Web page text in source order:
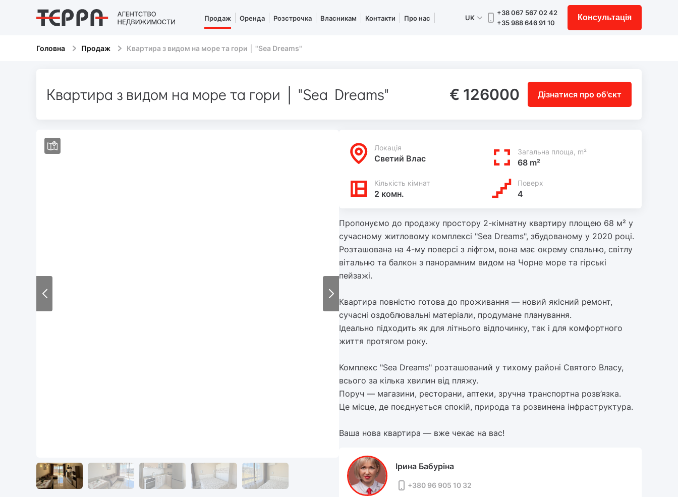
Продаж Оренда Розстрочка Власникам Контакти Про нас UK
+38 067 567 02 42
+35 988 646 91 10
Консультація
Головна Продаж Квартира з видом на море та гори │ "Sea Dreams"
Квартира з видом на море та гори │ "Sea Dreams" € 126000 Дізнатися про об'єкт
Локацiя
Светий Влас
Загальна площа, m²
68 m²
Кількість кімнат
2 комн.
Поверх
4
Пропонуємо до продажу простору 2-кімнатну квартиру площею 68 м² у
сучасному житловому комплексі "Sea Dreams", збудованому у 2020 році.
Розташована на 4-му поверсі з ліфтом, вона має окрему спальню, світлу
вітальню та балкон з панорамним видом на Чорне море та гірські
пейзажі.
Квартира повністю готова до проживання — новий якісний ремонт,
сучасні оздоблювальні матеріали, продумане планування.
Ідеально підходить як для літнього відпочинку, так і для комфортного
життя протягом року.
Комплекс "Sea Dreams" розташований у тихому районі Святого Власу,
всього за кілька хвилин від пляжу.
Поруч — магазини, ресторани, аптеки, зручна транспортна розв’язка.
Це місце, де поєднується спокій, природа та розвинена інфраструктура.
Ваша нова квартира — вже чекає на вас!
Ірина Бабуріна
+380 96 905 10 32